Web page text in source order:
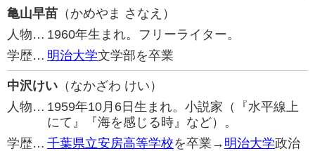
亀山早苗 （かめやま さなえ）
人物… 1960年生まれ。フリーライター。
学歴… 明治大学文学部を卒業
中沢けい （なかざわ けい）
人物… 1959年10月6日生まれ。小説家（『水平線上
にて』『海を感じる時』など）。
学歴… 千葉県立安房高等学校を卒業→ 明治大学政治